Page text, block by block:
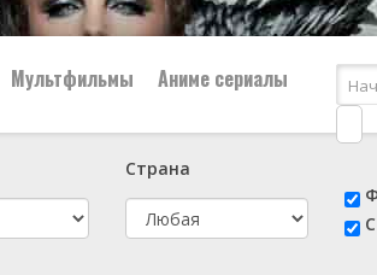
👨‍✈️ Военный
🕵️‍♂️ Детектив
Мультфильмы Аниме сериалы
Страна